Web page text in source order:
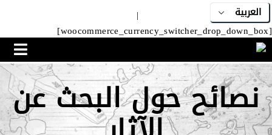
|
[woocommerce_currency_switcher_drop_down_box]
نصائح حول البحث عن